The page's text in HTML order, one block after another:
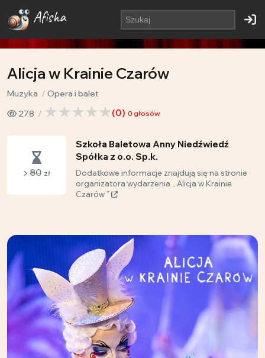
Afisha
Alicja w Krainie Czarów
Muzyka
Opera i balet
278
(0) 0 głosów
80 zł
Szkoła Baletowa Anny Niedźwiedź
Spółka z o.o. Sp.k.
Dodatkowe informacje znajdują się na stronie
organizatora wydarzenia „ Alicja w Krainie
Czarów ”